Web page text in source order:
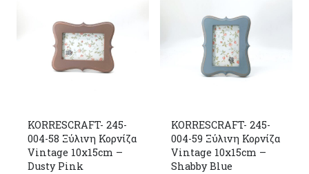
KORRESCRAFT- 245-
004-58 Ξύλινη Κορνίζα
Vintage 10x15cm –
Dusty Pink
KORRESCRAFT- 245-
004-59 Ξύλινη Κορνίζα
Vintage 10x15cm –
Shabby Blue